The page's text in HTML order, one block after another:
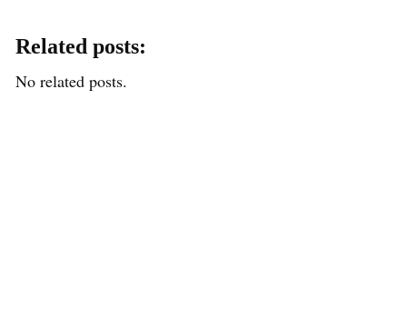
Related posts:
No related posts.